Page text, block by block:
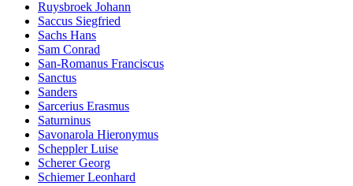
Ruysbroek Johann
Saccus Siegfried
Sachs Hans
Sam Conrad
San-Romanus Franciscus
Sanctus
Sanders
Sarcerius Erasmus
Saturninus
Savonarola Hieronymus
Scheppler Luise
Scherer Georg
Schiemer Leonhard